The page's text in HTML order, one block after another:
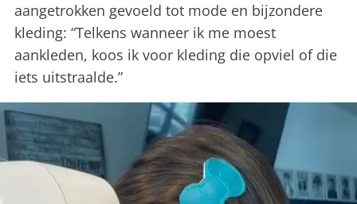
aangetrokken gevoeld tot mode en bijzondere
kleding: “Telkens wanneer ik me moest
aankleden, koos ik voor kleding die opviel of die
iets uitstraalde.”